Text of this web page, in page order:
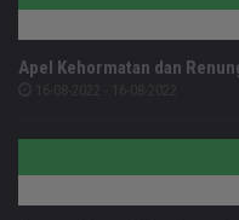
Apel Kehormatan dan